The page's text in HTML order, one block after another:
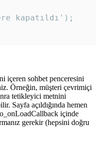
kapatıldı');
içeren sohbet penceresini
Örneğin, müşteri çevrimiçi
tetikleyici metnini
Sayfa açıldığında hemen
içinde
gerekir (hepsini doğru